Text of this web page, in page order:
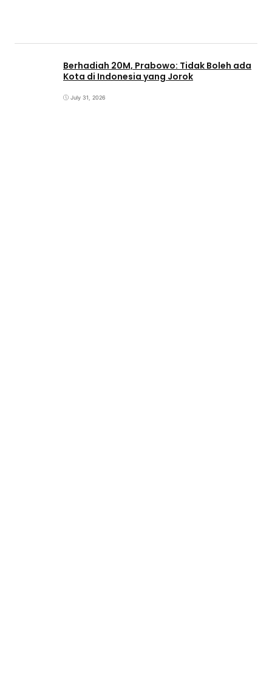
Berhadiah 20M, Prabowo: Tidak Boleh ada
Kota di Indonesia yang Jorok
July 31, 2026